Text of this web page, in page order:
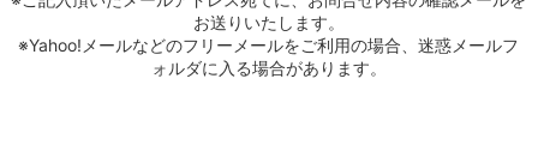
お送りいたします。
※Yahoo!メールなどのフリーメールをご利用の場合、迷惑メールフ
ォルダに入る場合があります。